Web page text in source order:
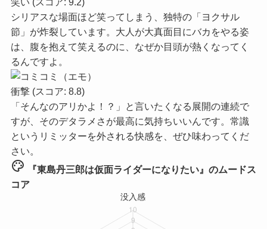
シリアスな場面ほど笑ってしまう、独特の「ヨクサル
節」が炸裂しています。大人が大真面目にバカをやる姿
は、腹を抱えて笑えるのに、なぜか目頭が熱くなってく
るんですよ。
衝撃 (スコア: 8.8)
「そんなのアリかよ！？」と言いたくなる展開の連続で
すが、そのデタラメさが最高に気持ちいいんです。常識
というリミッターを外される快感を、ぜひ味わってくだ
さい。
palette
『東島丹三郎は仮面ライダーになりたい』のムードス
コア